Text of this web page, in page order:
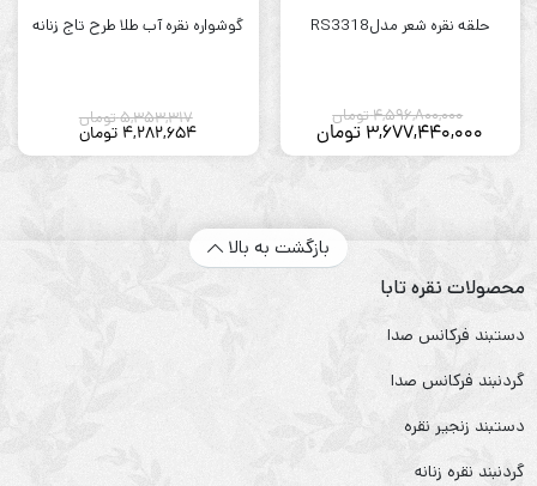
حلقه نقره شعر مدلRS3318
4,596,800,000تومان
3,677,440,000 تومان
گوشواره نقره آب طلا طرح تاج زنانه
5,353,317تومان
4,282,654 تومان
بازگشت به بالا
محصولات نقره تابا
دستبند فرکانس صدا
گردنبند فرکانس صدا
دستبند زنجیر نقره
گردنبند نقره زنانه